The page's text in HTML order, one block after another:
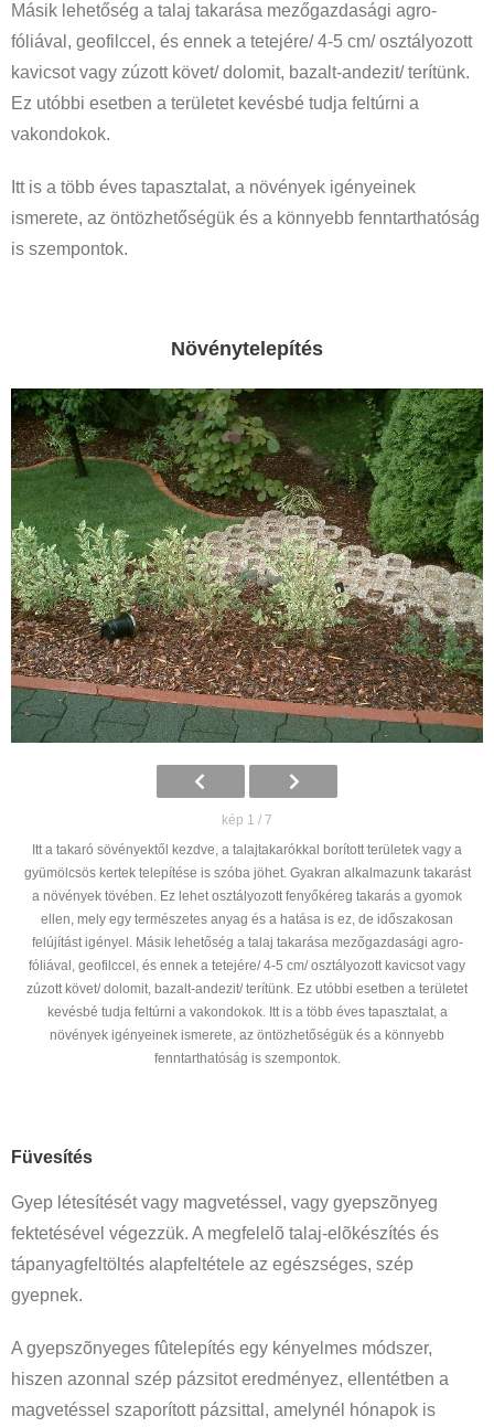
Másik lehetőség a talaj takarása mezőgazdasági agro-
fóliával, geofilccel, és ennek a tetejére/ 4-5 cm/ osztályozott
kavicsot vagy zúzott követ/ dolomit, bazalt-andezit/ terítünk.
Ez utóbbi esetben a területet kevésbé tudja feltúrni a
vakondokok.
Itt is a több éves tapasztalat, a növények igényeinek
ismerete, az öntözhetőségük és a könnyebb fenntarthatóság
is szempontok.
Növénytelepítés
kép 1 / 7
Itt a takaró sövényektől kezdve, a talajtakarókkal borított területek vagy a
gyümölcsös kertek telepítése is szóba jöhet. Gyakran alkalmazunk takarást
a növények tövében. Ez lehet osztályozott fenyőkéreg takarás a gyomok
ellen, mely egy természetes anyag és a hatása is ez, de időszakosan
felújítást igényel. Másik lehetőség a talaj takarása mezőgazdasági agro-
fóliával, geofilccel, és ennek a tetejére/ 4-5 cm/ osztályozott kavicsot vagy
zúzott követ/ dolomit, bazalt-andezit/ terítünk. Ez utóbbi esetben a területet
kevésbé tudja feltúrni a vakondokok. Itt is a több éves tapasztalat, a
növények igényeinek ismerete, az öntözhetőségük és a könnyebb
fenntarthatóság is szempontok.
Füvesítés
Gyep létesítését vagy magvetéssel, vagy gyepszõnyeg
fektetésével végezzük. A megfelelõ talaj-elõkészítés és
tápanyagfeltöltés alapfeltétele az egészséges, szép
gyepnek.
A gyepszõnyeges fûtelepítés egy kényelmes módszer,
hiszen azonnal szép pázsitot eredményez, ellentétben a
magvetéssel szaporított pázsittal, amelynél hónapok is